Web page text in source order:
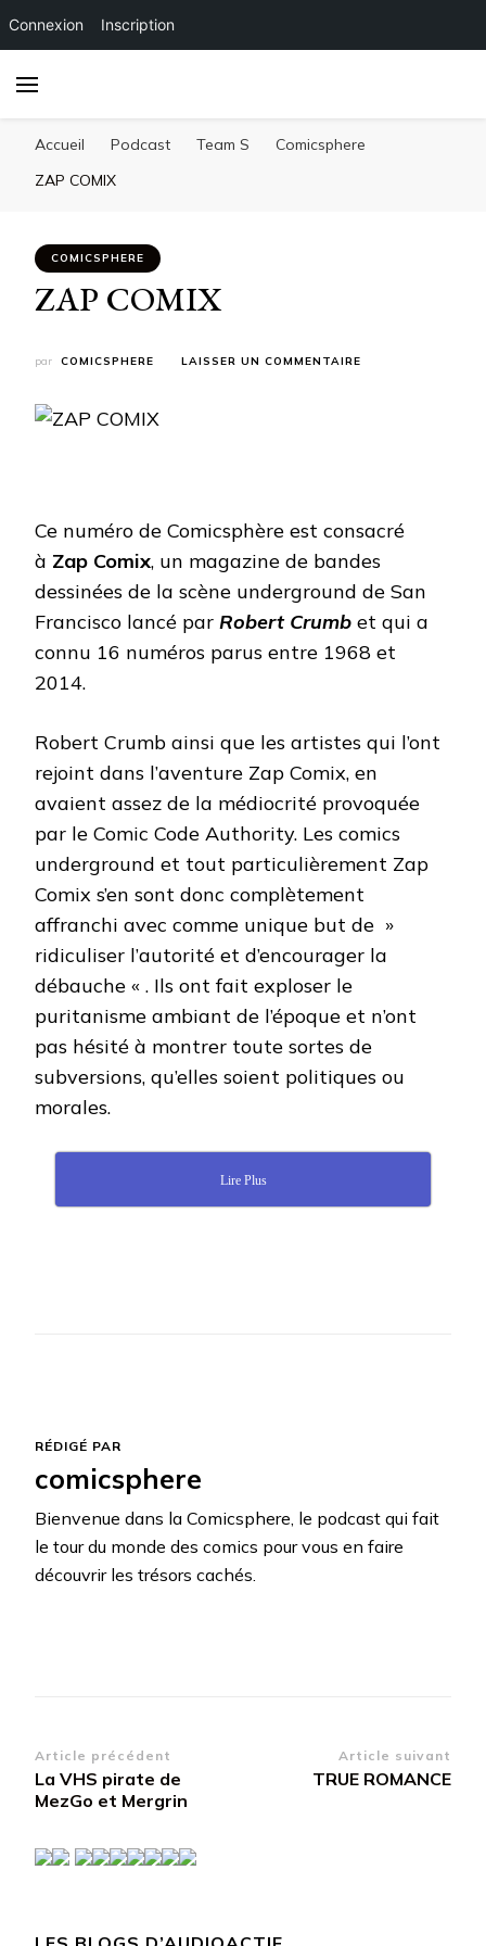
Connexion Inscription
Accueil Podcast Team S
Comicsphere
ZAP COMIX
COMICSPHERE
ZAP COMIX
par COMICSPHERE LAISSER UN COMMENTAIRE
Ce numéro de Comicsphère est consacré
à Zap Comix, un magazine de bandes
dessinées de la scène underground de San
Francisco lancé par Robert Crumb et qui a
connu 16 numéros parus entre 1968 et
2014.
Robert Crumb ainsi que les artistes qui l’ont
rejoint dans l’aventure Zap Comix, en
avaient assez de la médiocrité provoquée
par le Comic Code Authority. Les comics
underground et tout particulièrement Zap
Comix s’en sont donc complètement
affranchi avec comme unique but de »
ridiculiser l’autorité et d’encourager la
débauche « . Ils ont fait exploser le
puritanisme ambiant de l’époque et n’ont
pas hésité à montrer toute sortes de
subversions, qu’elles soient politiques ou
morales.
Lire Plus
RÉDIGÉ PAR
comicsphere
Bienvenue dans la Comicsphere, le podcast qui fait
le tour du monde des comics pour vous en faire
découvrir les trésors cachés.
Navigation
d’article
Article précédent
La VHS pirate de
MezGo et Mergrin
Article suivant
TRUE ROMANCE